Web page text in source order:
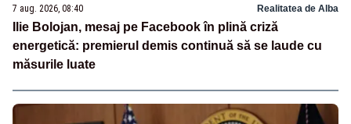
7 aug. 2026, 08:40 Realitatea de Alba
Ilie Bolojan, mesaj pe Facebook în plină criză
energetică: premierul demis continuă să se laude cu
măsurile luate